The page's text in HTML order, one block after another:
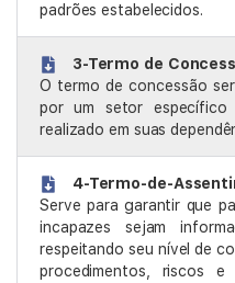
padrões estabelecidos.
3-Termo de
O termo de concessão
por um setor
realizado em suas
4-Termo-de-
Serve para garantir que
incapazes sejam
respeitando seu nível de
procedimentos, riscos